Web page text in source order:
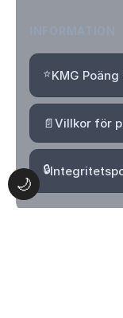
🌙
⭐KMG
📄Villkor för
🔒